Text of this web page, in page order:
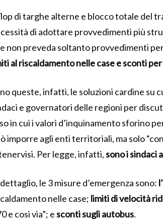
di targhe alterne e blocco totale del
di adottare provvedimenti più
non preveda soltanto provvedimenti
al riscaldamento nelle case e sconti
queste, infatti, le soluzioni cardine su
e governatori delle regioni per
in cui i valori d’inquinamento sforino
imporre agli enti territoriali, ma solo
Per legge, infatti,sono i sindaci
le 3 misure d’emergenza sono:
nelle case; limiti di velocità
e cosi via”; esconti sugli autobus.